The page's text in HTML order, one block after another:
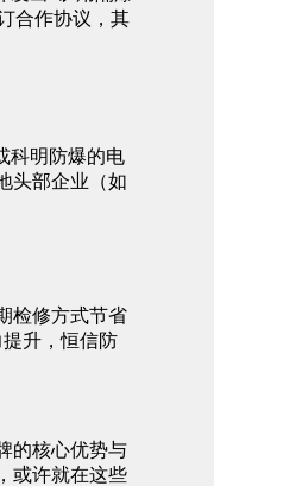
合作协议，其
科明防爆的电
头部企业（如
检修方式节省
升，恒信防
的核心优势与
或许就在这些